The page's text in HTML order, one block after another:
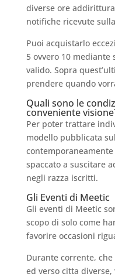
diverse ore
notifiche ricevute
Puoi acquistarlo
5 ovvero 10
valido. Sopra
prendere quando
Quali sono le
conveniente
Per poter trattare
modello pubblicata
spaccato a suscitare
negli razza iscritti.
Gli Eventi di Meetic
Gli eventi di Meetic
scopo di solo come
favorire occasioni
Durante corrente,
ed verso citta